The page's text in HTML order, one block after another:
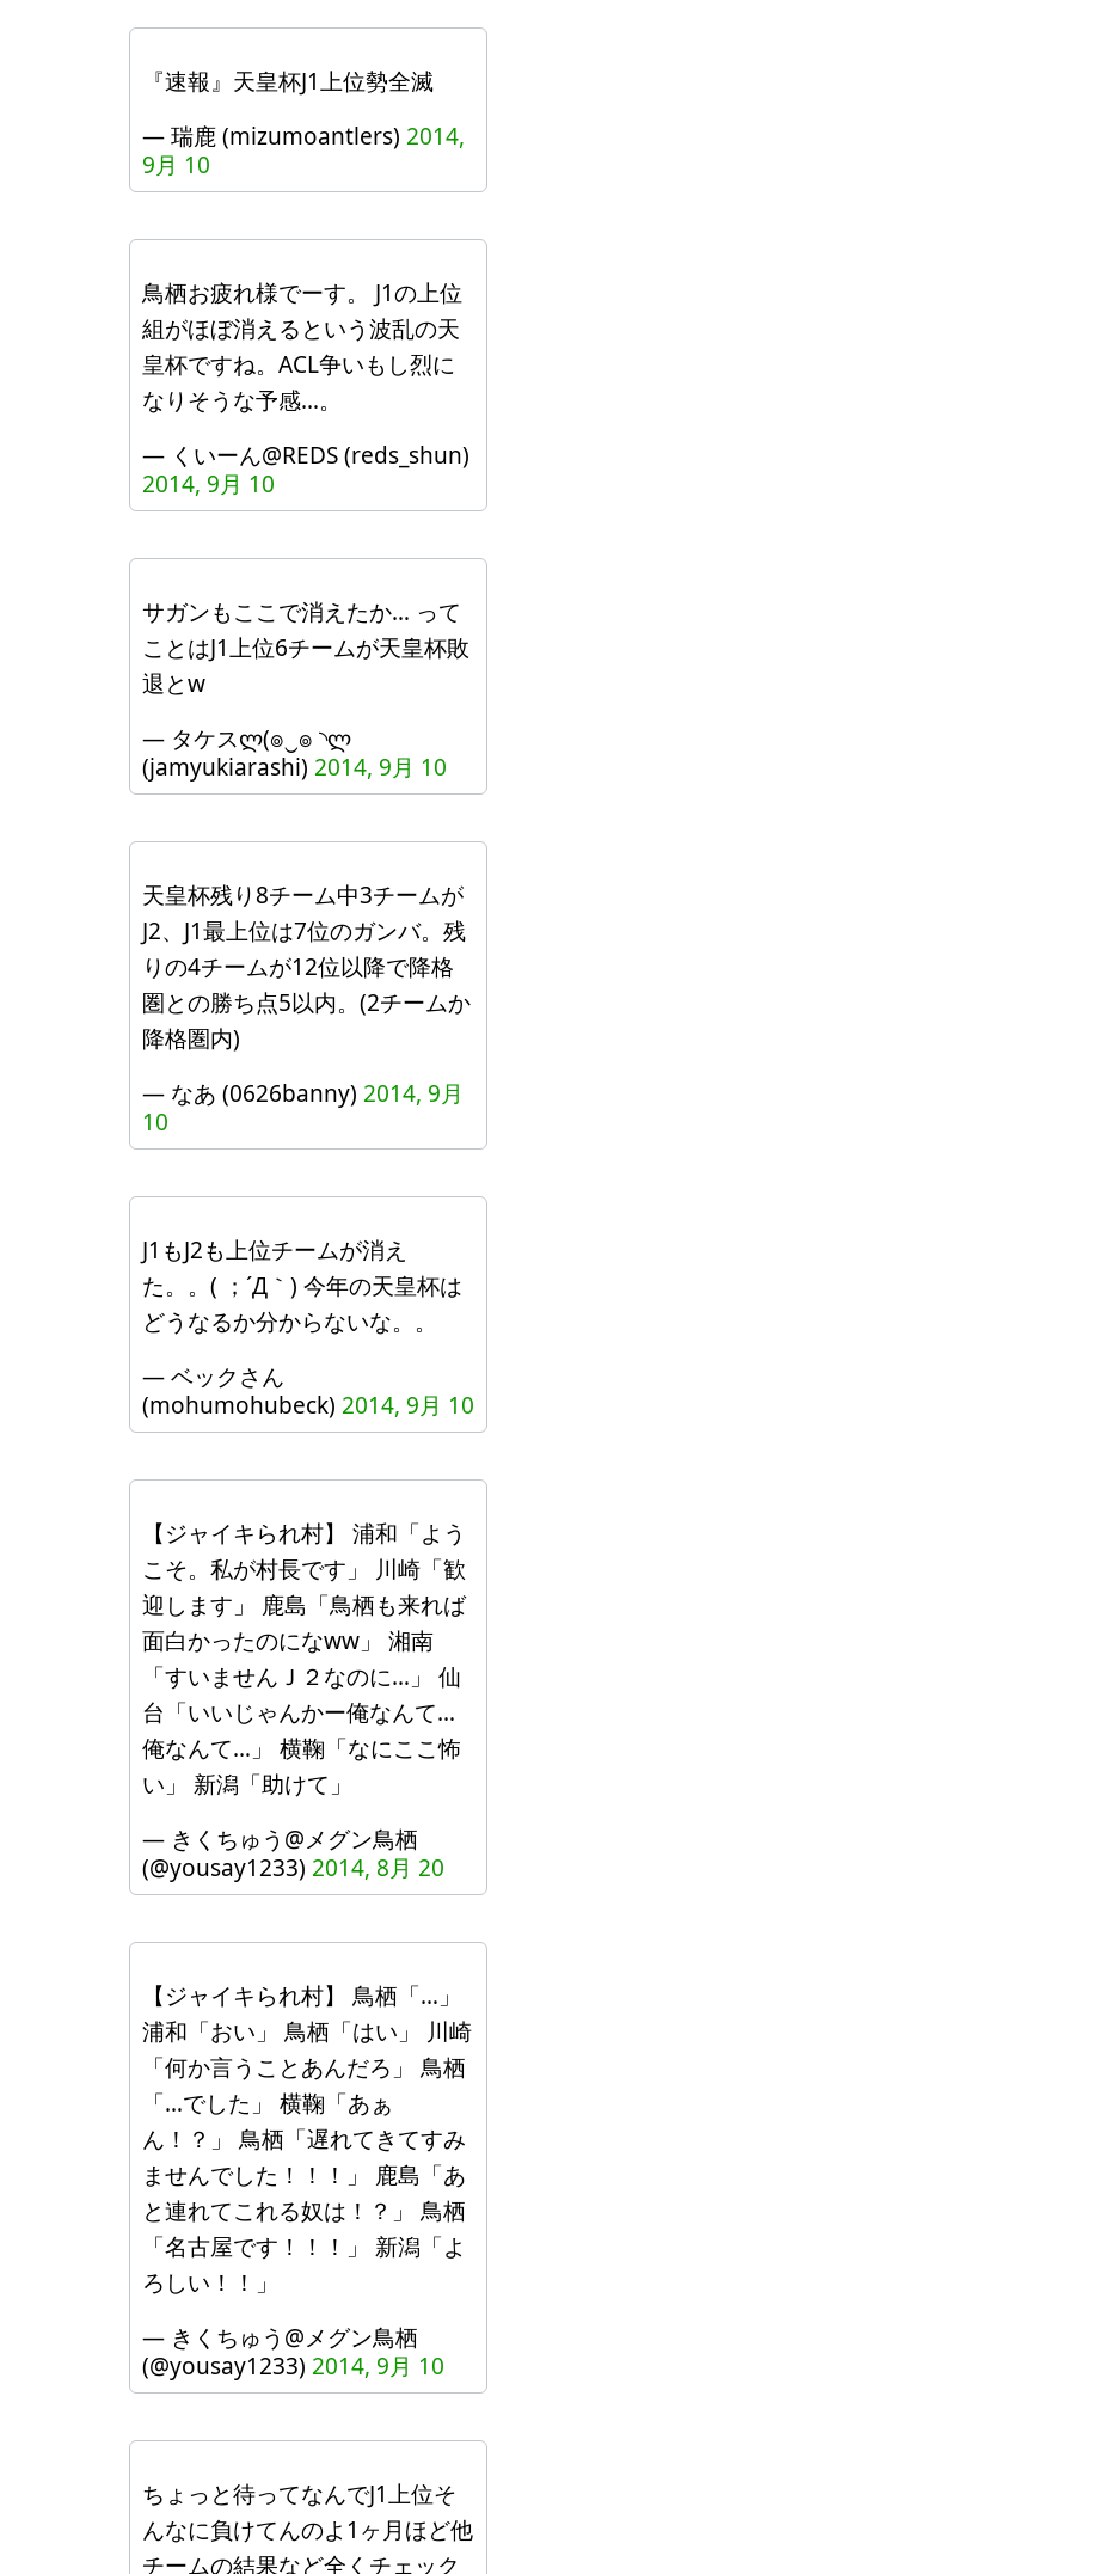
『速報』天皇杯J1上位勢全滅
— 瑞鹿 (mizumoantlers) 2014,
9月 10
鳥栖お疲れ様でーす。 J1の上位
組がほぼ消えるという波乱の天
皇杯ですね。ACL争いもし烈に
なりそうな予感…。
— くいーん@REDS (reds_shun)
2014, 9月 10
サガンもここで消えたか… って
ことはJ1上位6チームが天皇杯敗
退とw
— タケスლ(๏‿๏ ◝ლ
(jamyukiarashi) 2014, 9月 10
天皇杯残り8チーム中3チームが
J2、J1最上位は7位のガンバ。残
りの4チームが12位以降で降格
圏との勝ち点5以内。(2チームか
降格圏内)
— なあ (0626banny) 2014, 9月
10
J1もJ2も上位チームが消え
た。。( ；´Д｀) 今年の天皇杯は
どうなるか分からないな。。
— ベックさん
(mohumohubeck) 2014, 9月 10
【ジャイキられ村】 浦和「よう
こそ。私が村長です」 川崎「歓
迎します」 鹿島「鳥栖も来れば
面白かったのになww」 湘南
「すいませんＪ２なのに…」 仙
台「いいじゃんかー俺なんて…
俺なんて…」 横鞠「なにここ怖
い」 新潟「助けて」
— きくちゅう@メグン鳥栖
(@yousay1233) 2014, 8月 20
【ジャイキられ村】 鳥栖「…」
浦和「おい」 鳥栖「はい」 川崎
「何か言うことあんだろ」 鳥栖
「…でした」 横鞠「あぁ
ん！？」 鳥栖「遅れてきてすみ
ませんでした！！！」 鹿島「あ
と連れてこれる奴は！？」 鳥栖
「名古屋です！！！」 新潟「よ
ろしい！！」
— きくちゅう@メグン鳥栖
(@yousay1233) 2014, 9月 10
ちょっと待ってなんでJ1上位そ
んなに負けてんのよ1ヶ月ほど他
チームの結果など全くチェック